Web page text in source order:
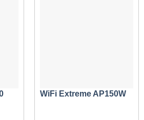
WiFi Extreme AP150W